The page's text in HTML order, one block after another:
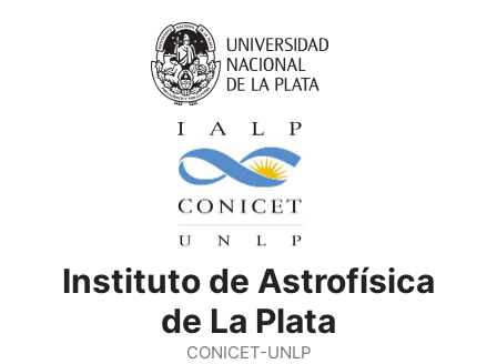
Instituto de Astrofísica
de La Plata
CONICET-UNLP